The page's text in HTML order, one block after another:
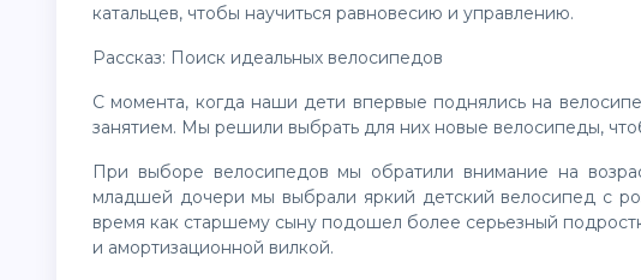
катальцев, чтобы научиться равновесию и управлению.
Рассказ: Поиск идеальных велосипедов
С момента, когда наши дети впервые поднялись на
занятием. Мы решили выбрать для них новые велосипеды,
При выборе велосипедов мы обратили внимание на
младшей дочери мы выбрали яркий детский велосипед с
время как старшему сыну подошел более серьезный
и амортизационной вилкой.